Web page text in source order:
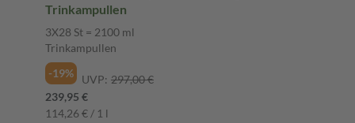
Trinkampullen
3X28 St = 2100 ml
Trinkampullen
-19%
UVP: 297,00 €
239,95 €
114,26 € / 1 l